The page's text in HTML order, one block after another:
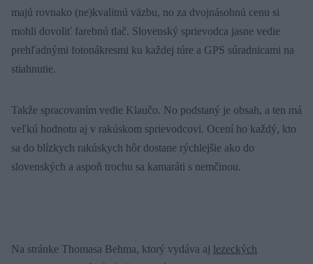
majú rovnako (ne)kvalitnú väzbu, no za dvojnásobnú cenu si
mohli dovoliť farebnú tlač. Slovenský sprievodca jasne vedie
prehľadnými fotonákresmi ku každej túre a GPS súradnicami na
stiahnutie.
Takže spracovaním vedie Klaučo. No podstaný je obsah, a ten má
veľkú hodnotu aj v rakúskom sprievodcovi. Ocení ho každý, kto
sa do blízkych rakúskych hôr dostane rýchlejšie ako do
slovenských a aspoň trochu sa kamaráti s nemčinou.
Na stránke Thomasa Behma, ktorý vydáva aj lezeckých